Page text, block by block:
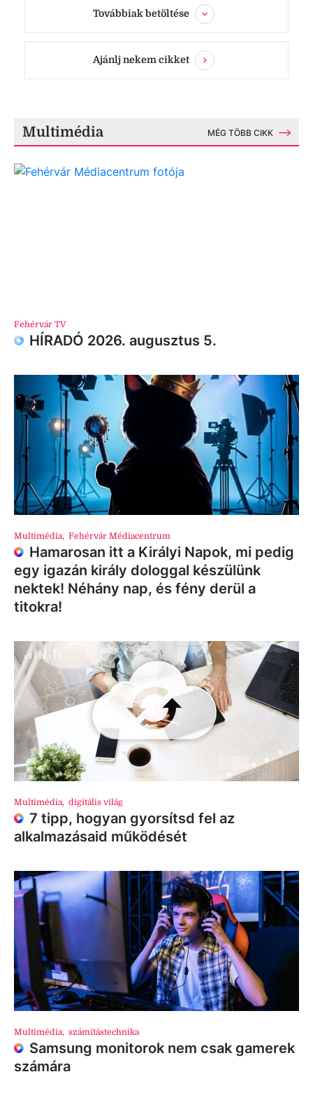
Továbbiak betöltése
Ajánlj nekem cikket
Multimédia MÉG TÖBB CIKK
Fehérvár TV
HÍRADÓ 2026. augusztus 5.
Multimédia, Fehérvár Médiacentrum
Hamarosan itt a Királyi Napok, mi pedig
egy igazán király dologgal készülünk
nektek! Néhány nap, és fény derül a
titokra!
Multimédia, digitális világ
7 tipp, hogyan gyorsítsd fel az
alkalmazásaid működését
Multimédia, számítástechnika
Samsung monitorok nem csak gamerek
számára